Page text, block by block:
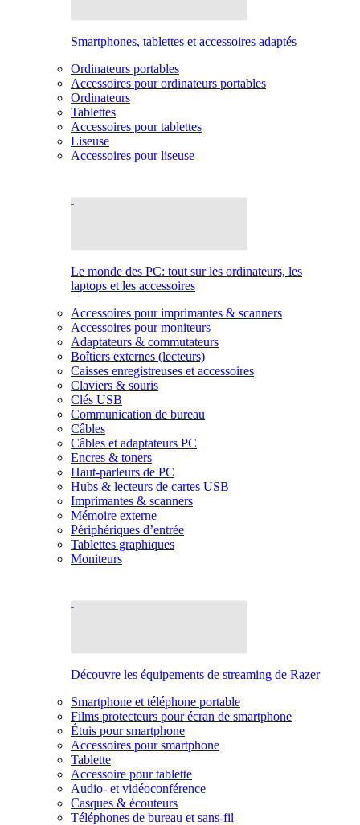
Smartphones, tablettes et accessoires adaptés
Ordinateurs portables
Accessoires pour ordinateurs portables
Ordinateurs
Tablettes
Accessoires pour tablettes
Liseuse
Accessoires pour liseuse
Le monde des PC: tout sur les ordinateurs, les
laptops et les accessoires
Accessoires pour imprimantes & scanners
Accessoires pour moniteurs
Adaptateurs & commutateurs
Boîtiers externes (lecteurs)
Caisses enregistreuses et accessoires
Claviers & souris
Clés USB
Communication de bureau
Câbles
Câbles et adaptateurs PC
Encres & toners
Haut-parleurs de PC
Hubs & lecteurs de cartes USB
Imprimantes & scanners
Mémoire externe
Périphériques d’entrée
Tablettes graphiques
Moniteurs
Découvre les équipements de streaming de Razer
Smartphone et téléphone portable
Films protecteurs pour écran de smartphone
Étuis pour smartphone
Accessoires pour smartphone
Tablette
Accessoire pour tablette
Audio- et vidéoconférence
Casques & écouteurs
Téléphones de bureau et sans-fil